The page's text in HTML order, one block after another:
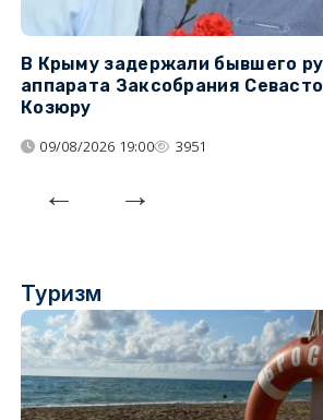
В Крыму задержали бывшего
аппарата Заксобрания
Козюру
09/08/2026 19:00 3951
Туризм